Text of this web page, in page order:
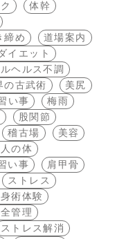
体幹
締め
道場案内
イエット
ヘルス不調
の古武術
美尻
い事
梅雨
股関節
稽古場
美容
の体
い事
肩甲骨
ストレス
術体験
管理
ストレス解消